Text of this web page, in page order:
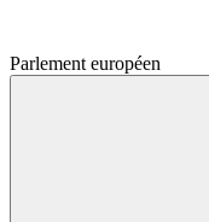
Parlement européen